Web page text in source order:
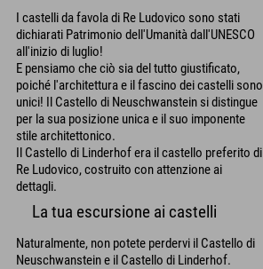
I castelli da favola di Re Ludovico sono stati
dichiarati Patrimonio dell'Umanità dall'UNESCO
all'inizio di luglio!
E pensiamo che ciò sia del tutto giustificato,
poiché l'architettura e il fascino dei castelli sono
unici! Il Castello di Neuschwanstein si distingue
per la sua posizione unica e il suo imponente
stile architettonico.
Il Castello di Linderhof era il castello preferito di
Re Ludovico, costruito con attenzione ai
dettagli.
La tua escursione ai castelli
Naturalmente, non potete perdervi il Castello di
Neuschwanstein e il Castello di Linderhof.